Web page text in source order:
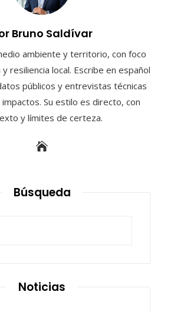
Bruno Saldívar
ambiente y territorio, con foco
resiliencia local. Escribe en español
públicos y entrevistas técnicas
Su estilo es directo, con
y límites de certeza.
Búsqueda
Noticias